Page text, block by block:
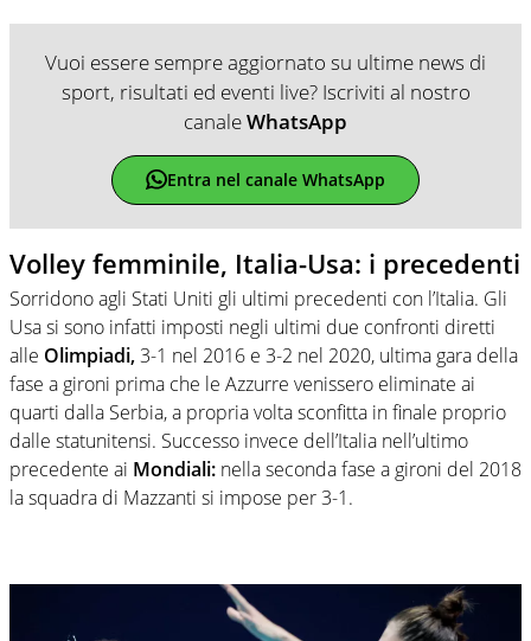
Vuoi essere sempre aggiornato su ultime news di
sport, risultati ed eventi live? Iscriviti al nostro
canaleWhatsApp
Entra nel canale WhatsApp
Volley femminile, Italia-Usa: i precedenti
Sorridono agli Stati Uniti gli ultimi precedenti con l’Italia. Gli
Usa si sono infatti imposti negli ultimi due confronti diretti
alle Olimpiadi,3-1 nel 2016 e 3-2 nel 2020, ultima gara della
fase a gironi prima che le Azzurre venissero eliminate ai
quarti dalla Serbia, a propria volta sconfitta in finale proprio
dalle statunitensi. Successo invece dell’Italia nell’ultimo
precedente ai Mondiali: nella seconda fase a gironi del 2018
la squadra di Mazzanti si impose per 3-1.